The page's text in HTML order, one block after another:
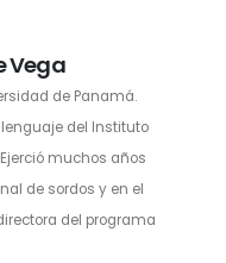
Vega
de Panamá.
del Instituto
Ejerció muchos años
de sordos y en el
del programa